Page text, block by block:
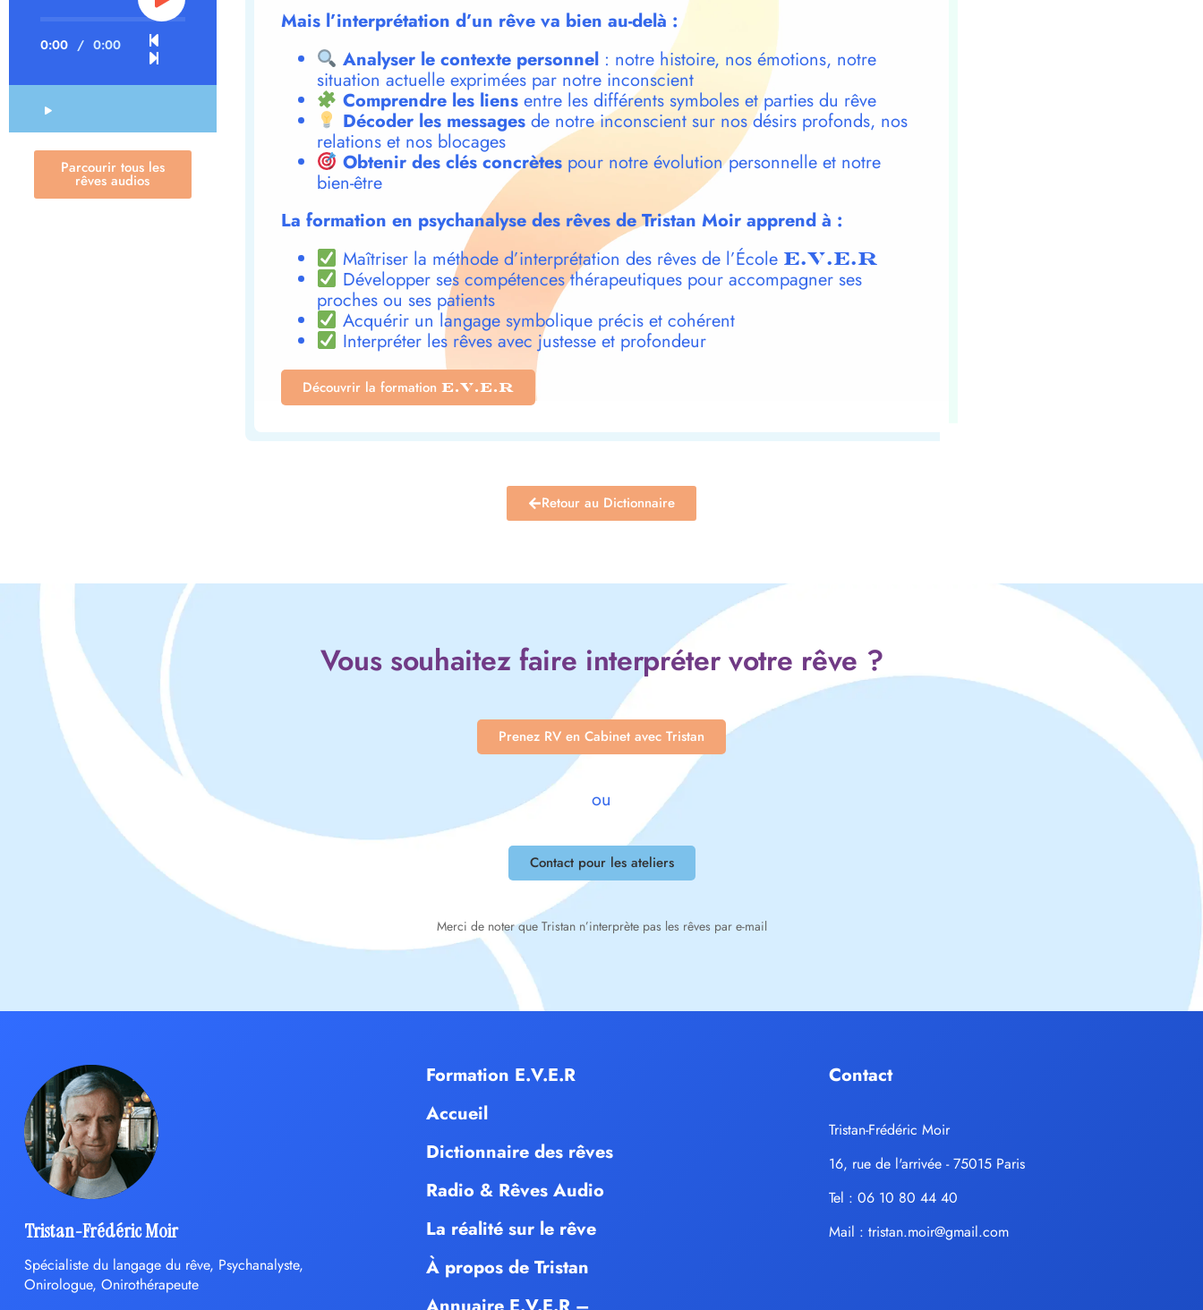
0:00 / 0:00
Parcourir tous les
rêves audios
Mais l’interprétation d’un rêve va bien au-delà :
Analyser le contexte personnel: notre histoire, nos émotions, notre
situation actuelle exprimées par notre inconscient
Comprendre les liensentre les différents symboles et parties du rêve
Décoder les messagesde notre inconscient sur nos désirs profonds, nos
relations et nos blocages
Obtenir des clés concrètespour notre évolution personnelle et notre
bien-être
La formation en psychanalyse des rêves de Tristan Moir apprend à :
Maîtriser la méthode d’interprétation des rêves de l’École E.V.E.R
Développer ses compétences thérapeutiques pour accompagner ses
proches ou ses patients
Acquérir un langage symbolique précis et cohérent
Interpréter les rêves avec justesse et profondeur
Découvrir la formation E.V.E.R
Retour au Dictionnaire
Vous souhaitez faire interpréter votre rêve ?
Prenez RV en Cabinet avec Tristan
ou
Contact pour les ateliers
Merci de noter que Tristan n’interprète pas les rêves par e-mail
Tristan-Frédéric Moir
Spécialiste du langage du rêve, Psychanalyste,
Onirologue, Onirothérapeute
Formation E.V.E.R
Accueil
Dictionnaire des rêves
Radio & Rêves Audio
La réalité sur le rêve
À propos de Tristan
Contact
Tristan-Frédéric Moir
16, rue de l'arrivée - 75015 Paris
Tel : 06 10 80 44 40
Mail :tristan.moir@gmail.com